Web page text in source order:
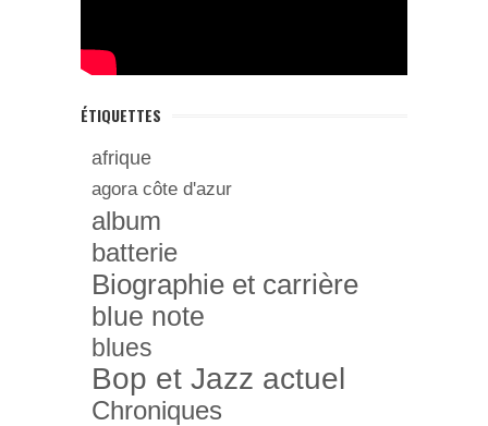
ÉTIQUETTES
afrique
agora côte d'azur
album
batterie
Biographie et carrière
blue note
blues
Bop et Jazz actuel
Chroniques